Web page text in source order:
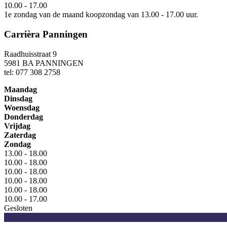
10.00 - 17.00
1e zondag van de maand koopzondag van 13.00 - 17.00 uur.
Carrièra Panningen
Raadhuisstraat 9
5981 BA PANNINGEN
tel: 077 308 2758
Maandag
Dinsdag
Woensdag
Donderdag
Vrijdag
Zaterdag
Zondag
13.00 - 18.00
10.00 - 18.00
10.00 - 18.00
10.00 - 18.00
10.00 - 18.00
10.00 - 17.00
Gesloten